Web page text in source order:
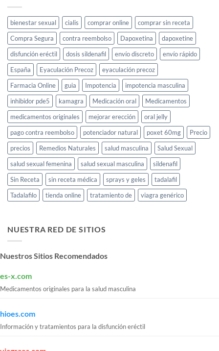
bienestar sexual cialis comprar online
comprar sin receta
Compra Segura
contra reembolso Dapoxetina
dapoxetine
disfunción eréctil
dosis sildenafil envío discreto
envío rápido
España
Eyaculación Precoz
eyaculación precoz
Farmacia Online
guia Impotencia
impotencia masculina
inhibidor pde5
kamagra Medicación oral
Medicamentos
medicamentos originales
mejorar erección
oral jelly
pago contra reembolso
potenciador natural poxet 60mg
Precio
precios
Remedios Naturales salud masculina
Salud Sexual
salud sexual femenina
salud sexual masculina
sildenafil
Sin Receta
sin receta médica sprays y geles
tadalafil
Tadalafilo
tienda online tratamiento de viagra genérico
NUESTRA RED DE SITIOS
Nuestros Sitios Recomendados
es-x.com
Medicamentos originales para la salud masculina
hioes.com
Información y tratamientos para la disfunción eréctil